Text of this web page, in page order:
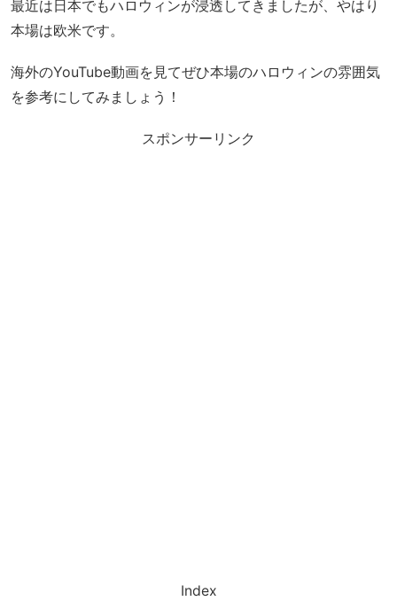
最近は日本でもハロウィンが浸透してきましたが、やはり
本場は欧米です。
海外のYouTube動画を見てぜひ本場のハロウィンの雰囲気
を参考にしてみましょう！
スポンサーリンク
Index